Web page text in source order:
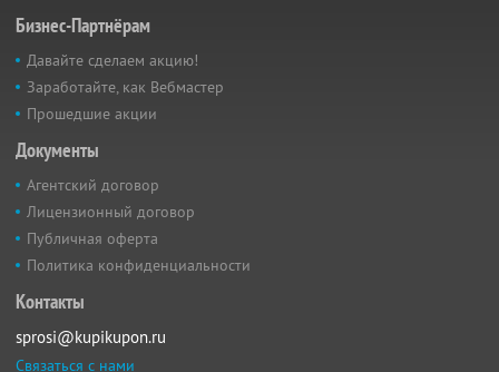
Бизнес-Партнёрам
Давайте сделаем акцию!
Заработайте, как Вебмастер
Прошедшие акции
Документы
Агентский договор
Лицензионный договор
Публичная оферта
Политика конфиденциальности
Контакты
sprosi@kupikupon.ru
Связаться с нами